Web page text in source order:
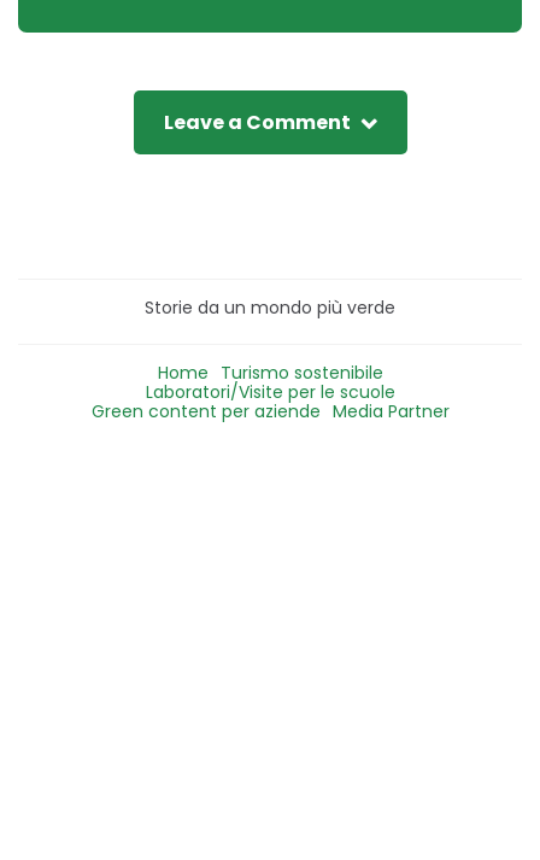
Leave a Comment
Storie da un mondo più verde
Home Turismo sostenibile
Laboratori/Visite per le scuole
Green content per aziende Media Partner